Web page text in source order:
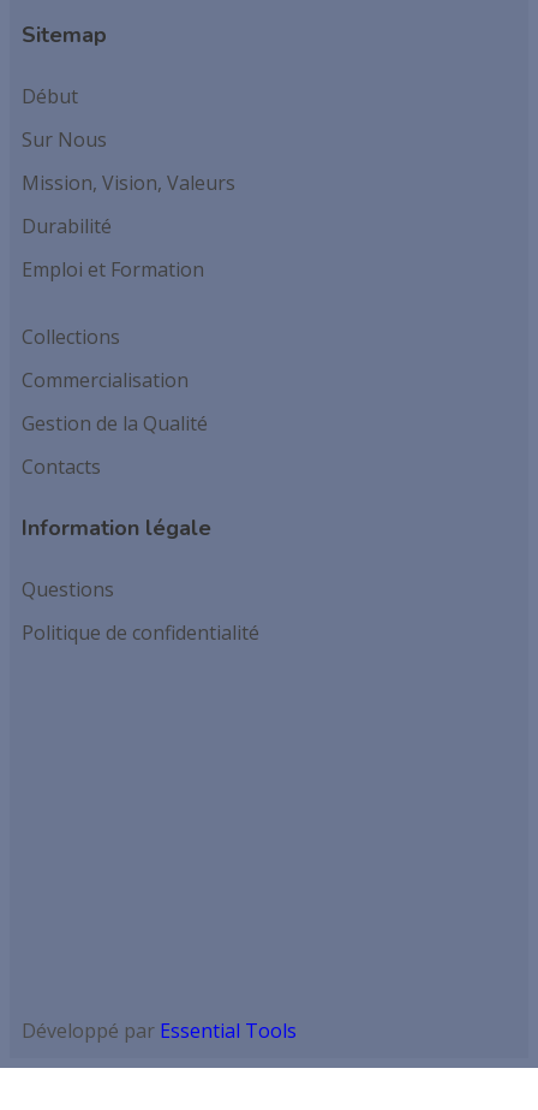
Sitemap
Début
Sur Nous
Mission, Vision, Valeurs
Durabilité
Emploi et Formation
Collections
Commercialisation
Gestion de la Qualité
Contacts
Information légale
Questions
Politique de confidentialité
Développé par Essential Tools